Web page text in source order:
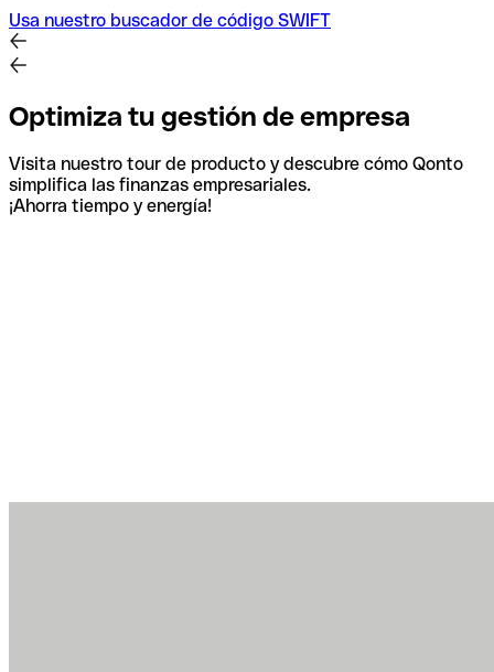
Usa nuestro buscador de código SWIFT
Optimiza tu gestión de empresa
Visita nuestro tour de producto y descubre cómo Qonto
simplifica las finanzas empresariales.
¡Ahorra tiempo y energía!